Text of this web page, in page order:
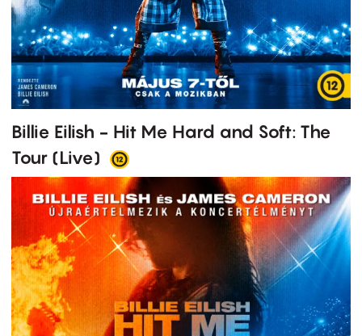
Billie Eilish - Hit Me Hard and Soft: The
Tour (Live)